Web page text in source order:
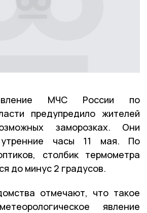
МЧС России по
предупредило жителей
заморозках. Они
часы 11 мая. По
столбик термометра
до минус 2 градусов.
отмечают, что такое
явление